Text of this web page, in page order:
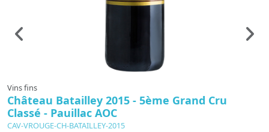
Vins fins
Château Batailley 2015 - 5ème Grand Cru
Classé - Pauillac AOC
CAV-VROUGE-CH-BATAILLEY-2015